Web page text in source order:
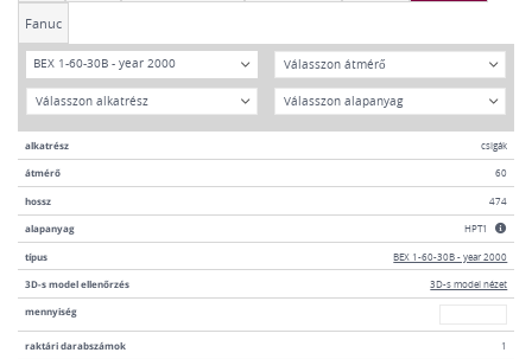
Fanuc
típus
BEX 1-60-30B - year 2000
átmérő
Év
Anyag
alkatrész csigák
átmérő 60
hossz 474
alapanyag HPT1
típus BEX 1-60-30B - year 2000
3D-s model ellenőrzés 3D-s model nézet
mennyiség
raktári darabszámok 1